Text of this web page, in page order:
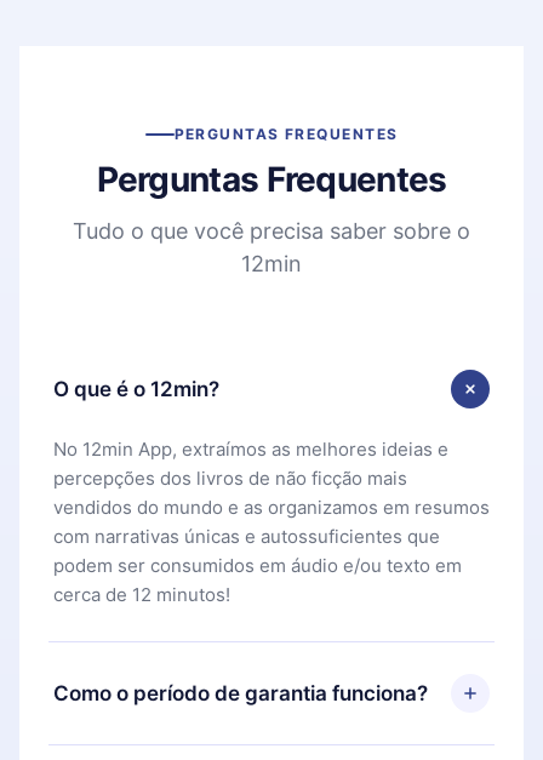
PERGUNTAS FREQUENTES
Perguntas Frequentes
Tudo o que você precisa saber sobre o
12min
O que é o 12min?
No 12min App, extraímos as melhores ideias e
percepções dos livros de não ficção mais
vendidos do mundo e as organizamos em resumos
com narrativas únicas e autossuficientes que
podem ser consumidos em áudio e/ou texto em
cerca de 12 minutos!
Como o período de garantia funciona?
Você pode baixar nosso aplicativo e começar a